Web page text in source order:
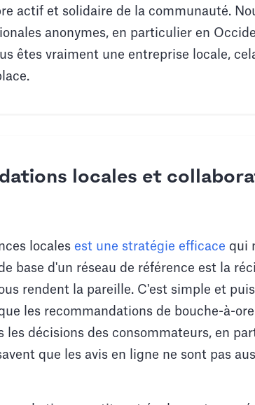
actif et solidaire de la communauté.
anonymes, en particulier en
êtes vraiment une entreprise locale,
locales et
locales est une stratégie efficace qui
base d'un réseau de référence est la
rendent la pareille. C'est simple et
les recommandations de bouche-à-
les décisions des consommateurs, en
que les avis en ligne ne sont pas